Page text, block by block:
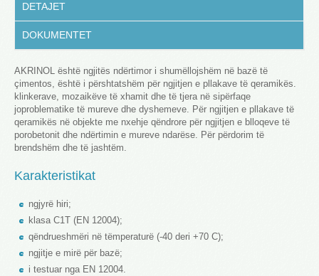
DETAJET
DOKUMENTET
AKRINOL është ngjitës ndërtimor i shumëllojshëm në bazë të
çimentos, është i përshtatshëm për ngjitjen e pllakave të qeramikës.
klinkerave, mozaikëve të xhamit dhe të tjera në sipërfaqe
joproblematike të mureve dhe dyshemeve. Për ngjitjen e pllakave të
qeramikës në objekte me nxehje qëndrore për ngjitjen e blloqeve të
porobetonit dhe ndërtimin e mureve ndarëse. Për përdorim të
brendshëm dhe të jashtëm.
Karakteristikat
ngjyrë hiri;
klasa C1T (EN 12004);
qëndrueshmëri në tëmperaturë (-40 deri +70 C);
ngjitje e mirë për bazë;
i testuar nga EN 12004.